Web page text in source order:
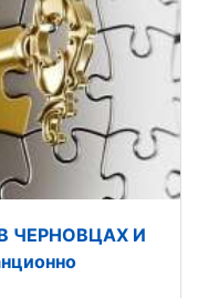
ЧЕРНОВЦАХ И